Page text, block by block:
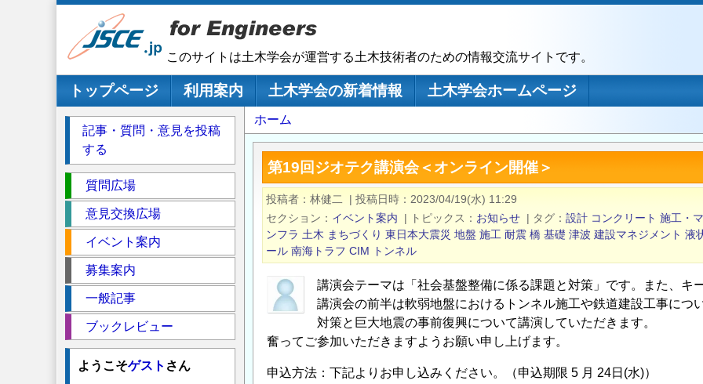
このサイトは土木学会が運営する土木技術者のための情報交流サイトです。
メインナビゲーション
トップページ 利用案内 土木学会の新着情報
土木学会ホームページ
パ
ン
く
ず
ホーム
第19回ジオテク講演会＜オンライン開催＞
投稿者 林健二 | 投稿日時
2023/04/19(水) 11:29
セクション
イベント案内 | トピックス お知らせ | タグ 設計 コンクリート 施工・
ンフラ 土木 まちづくり 東日本大震災 地盤 施工 耐震 橋 基礎 津波 建設マネジメント 液
ール 南海トラフ CIM トンネル
講演会テーマは「社会基盤整備に係る課題と対策」です。また、キ
講演会の前半は軟弱地盤におけるトンネル施工や鉄道建設工事につ
対策と巨大地震の事前復興について講演していただきます。
奮ってご参加いただきますようお願い申し上げます。
申込方法：下記よりお申し込みください。（申込期限 5 月 24日(水)）
記事・質問・意見を投稿
する
ク
シ
質問広場
意見交換広場
イベント案内
募集案内
一般記事
ブックレビュー
ようこそゲスト さん